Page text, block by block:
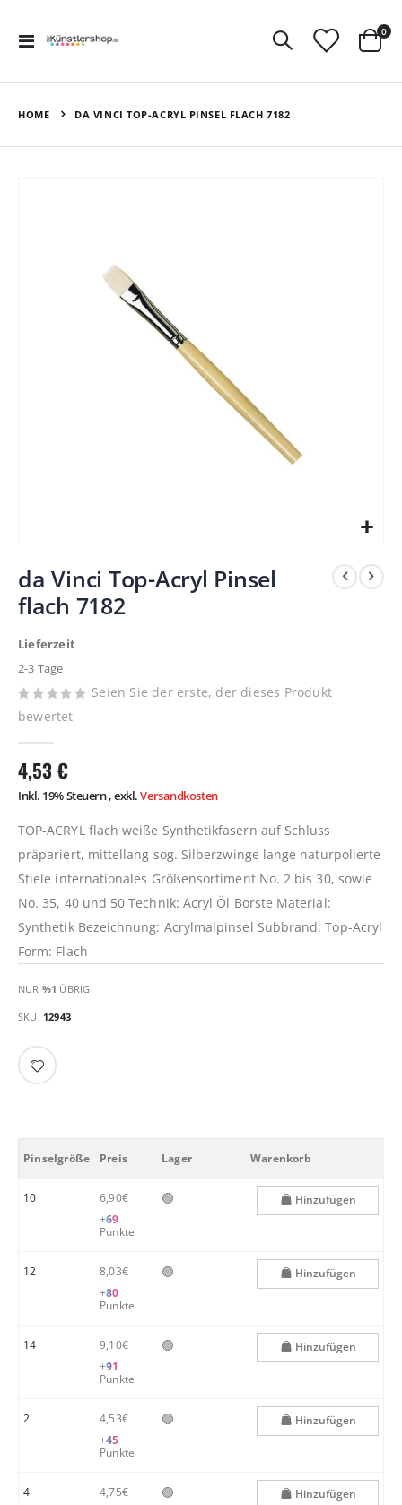
Navigation
0
HOME DA VINCI TOP-ACRYL PINSEL FLACH 7182
Anfang
der
springen
da Vinci Top-Acryl Pinsel
flach 7182
Lieferzeit
2-3 Tage
Seien Sie der erste, der dieses Produkt
bewertet
4,53 €
Inkl. 19% Steuern,exkl.Versandkosten
TOP-ACRYL flach weiße Synthetikfasern auf Schluss
präpariert, mittellang sog. Silberzwinge lange naturpolierte
Stiele internationales Größensortiment No. 2 bis 30, sowie
No. 35, 40 und 50 Technik: Acryl Öl Borste Material:
Synthetik Bezeichnung: Acrylmalpinsel Subbrand: Top-Acryl
Form: Flach
NUR %1 ÜBRIG
SKU 12943
Pinselgröße Preis Lager Warenkorb
10
6,90€
+69
Punkte
🟢 Hinzufügen
12
8,03€
+80
Punkte
🟢 Hinzufügen
14
9,10€
+91
Punkte
🟢 Hinzufügen
2
4,53€
+45
Punkte
🟢 Hinzufügen
4
4,75€
🟢 Hinzufügen